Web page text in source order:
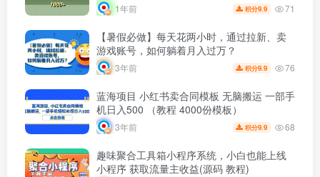
1年前 积分9.9 71
【暑假必做】每天花两小时，通过拉新、卖
游戏账号，如何躺着月入过万？
3年前 积分9.9 76
蓝海项目 小红书卖合同模板 无脑搬运 一部手
机日入500 （教程 4000份模板）
3年前 积分9.9 68
趣味聚合工具箱小程序系统，小白也能上线
小程序 获取流量主收益(源码 教程)